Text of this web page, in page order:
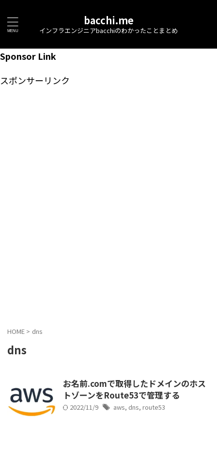
bacchi.me
インフラエンジニアbacchiのわかったことまとめ
Sponsor Link
スポンサーリンク
HOME > dns
dns
お名前.comで取得したドメインのホス
トゾーンをRoute53で管理する
2022/11/9 aws, dns, route53